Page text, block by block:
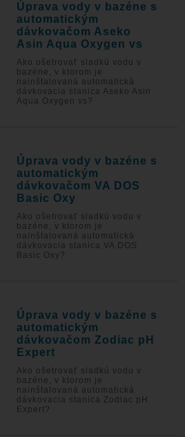
Úprava vody v bazéne s
automatickým
dávkovačom Aseko
Asin Aqua Oxygen vs
Ako ošetrovať sladkú vodu v
bazéne, v ktorom je
nainštalovaná automatická
dávkovacia stanica Aseko Asin
Aqua Oxygen vs?
Úprava vody v bazéne s
automatickým
dávkovačom VA DOS
Basic Oxy
Ako ošetrovať sladkú vodu v
bazéne, v ktorom je
nainštalovaná automatická
dávkovacia stanica VA DOS
Basic Oxy?
Úprava vody v bazéne s
automatickým
dávkovačom Zodiac pH
Expert
Ako ošetrovať sladkú vodu v
bazéne, v ktorom je
nainštalovaná automatická
dávkovacia stanica Zodiac pH
Expert?